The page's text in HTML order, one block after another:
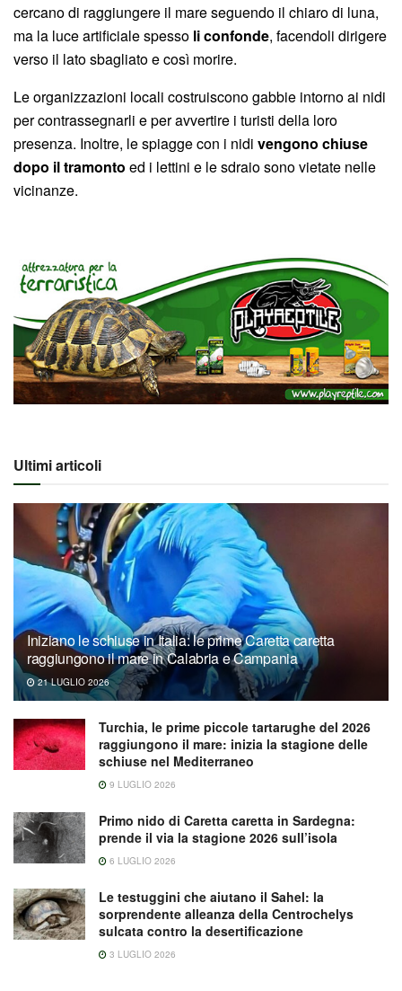
cercano di raggiungere il mare seguendo il chiaro di luna,
ma la luce artificiale spesso li confonde, facendoli dirigere
verso il lato sbagliato e così morire.
Le organizzazioni locali costruiscono gabbie intorno ai nidi
per contrassegnarli e per avvertire i turisti della loro
presenza. Inoltre, le spiagge con i nidi vengono chiuse
dopo il tramonto ed i lettini e le sdraio sono vietate nelle
vicinanze.
Ultimi articoli
Iniziano le schiuse in Italia: le prime Caretta caretta
raggiungono il mare in Calabria e Campania
21 LUGLIO 2026
Turchia, le prime piccole tartarughe del 2026
raggiungono il mare: inizia la stagione delle
schiuse nel Mediterraneo
9 LUGLIO 2026
Primo nido di Caretta caretta in Sardegna:
prende il via la stagione 2026 sull’isola
6 LUGLIO 2026
Le testuggini che aiutano il Sahel: la
sorprendente alleanza della Centrochelys
sulcata contro la desertificazione
3 LUGLIO 2026